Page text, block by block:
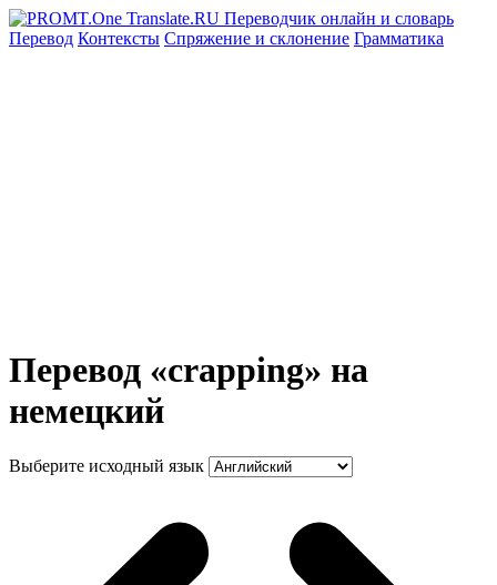
Перевод Контексты Спряжение и склонение Грамматика
Перевод «crapping» на
немецкий
Выберите исходный язык